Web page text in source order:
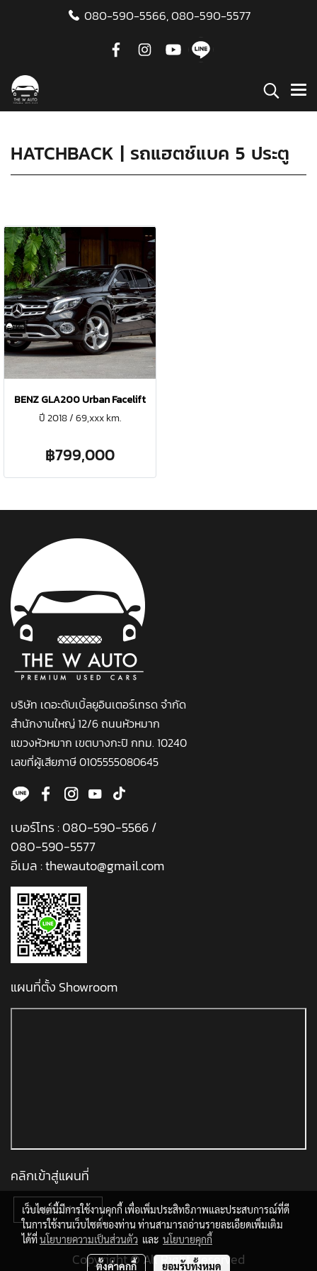
080-590-5566,080-590-5577
HATCHBACK | รถแฮตช์แบค 5 ประตู
BENZ GLA200 Urban Facelift
ปี 2018 / 69,xxx km.
฿799,000
บริษัท เดอะดับเบิ้ลยูอินเตอร์เทรด จำกัด
สำนักงานใหญ่ 12/6 ถนนหัวหมาก
แขวงหัวหมาก เขตบางกะปิ กทม. 10240
เลขที่ผู้เสียภาษี 0105555080645
เบอร์โทร :080-590-5566/
080-590-5577
อีเมล :thewauto@gmail.com
แผนที่ตั้ง Showroom
คลิกเข้าสู่แผนที่
Copyright © All Right Reserved
เว็บไซต์นี้มีการใช้งานคุกกี้ เพื่อเพิ่มประสิทธิภาพและประสบการณ์ที่ดี
ในการใช้งานเว็บไซต์ของท่าน ท่านสามารถอ่านรายละเอียดเพิ่มเติม
ได้ที่นโยบายความเป็นส่วนตัว และ นโยบายคุกกี้
ตั้งค่าคุกกี้ ยอมรับทั้งหมด